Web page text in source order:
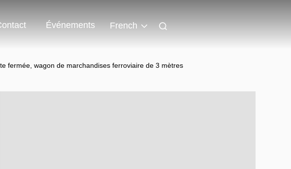
Événements French
fermée, wagon de marchandises ferroviaire de 3 mètres